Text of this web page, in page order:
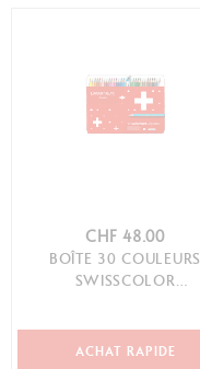
CHF 48.00
BOÎTE 30 COULEURS
SWISSCOLOR
ACHAT RAPIDE